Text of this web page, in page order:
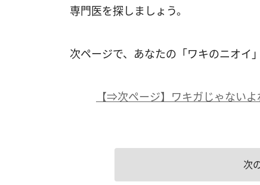
専門医を探しましょう。
次ページで、あなたの「ワキのニオイ
【⇒次ページ】ワキガじゃない
次